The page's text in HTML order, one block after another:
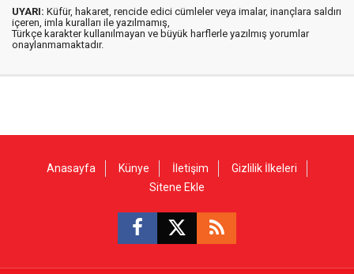
UYARI: Küfür, hakaret, rencide edici cümleler veya imalar, inançlara saldırı
içeren, imla kuralları ile yazılmamış,
Türkçe karakter kullanılmayan ve büyük harflerle yazılmış yorumlar
onaylanmamaktadır.
Anasayfa Künye İletişim
Gizlilik İlkeleri
Sitene Ekle